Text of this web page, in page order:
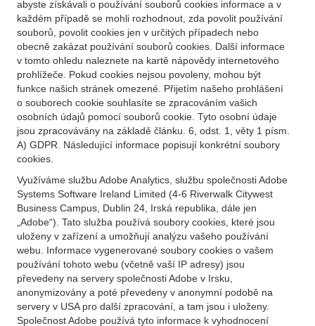
abyste získávali o používání souborů cookies informace a v
každém případě se mohli rozhodnout, zda povolit používání
souborů, povolit cookies jen v určitých případech nebo
obecně zakázat používání souborů cookies. Další informace
v tomto ohledu naleznete na kartě nápovědy internetového
prohlížeče. Pokud cookies nejsou povoleny, mohou být
funkce našich stránek omezené. Přijetím našeho prohlášení
o souborech cookie souhlasíte se zpracováním vašich
osobních údajů pomocí souborů cookie. Tyto osobní údaje
jsou zpracovávány na základě článku. 6, odst. 1, věty 1 písm.
A) GDPR. Následující informace popisují konkrétní soubory
cookies.
Využíváme službu Adobe Analytics, službu společnosti Adobe
Systems Software Ireland Limited (4-6 Riverwalk Citywest
Business Campus, Dublin 24, Irská republika, dále jen
„Adobe“). Tato služba používá soubory cookies, které jsou
uloženy v zařízení a umožňují analýzu vašeho používání
webu. Informace vygenerované soubory cookies o vašem
používání tohoto webu (včetně vaší IP adresy) jsou
převedeny na servery společnosti Adobe v Irsku,
anonymizovány a poté převedeny v anonymní podobě na
servery v USA pro další zpracování, a tam jsou i uloženy.
Společnost Adobe používá tyto informace k vyhodnocení